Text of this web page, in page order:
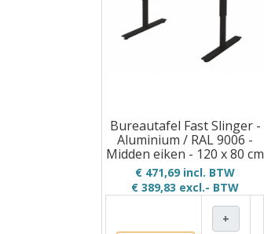
Bureautafel Fast Slinger -
Aluminium / RAL 9006 -
Midden eiken - 120 x 80 cm
€ 471,69 incl. BTW
€ 389,83 excl.- BTW
+